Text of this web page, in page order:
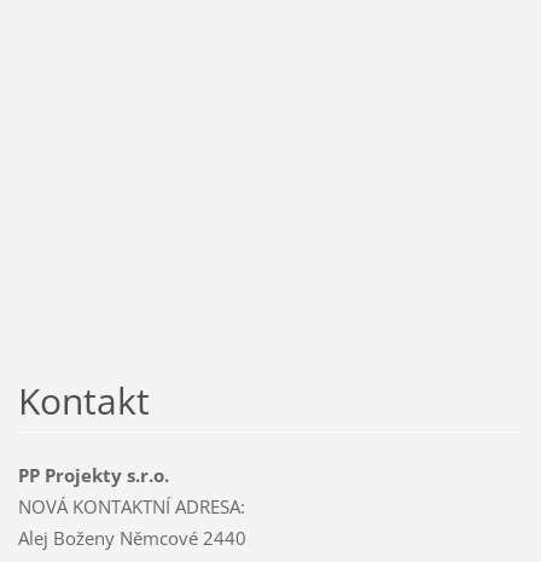
Kontakt
PP Projekty s.r.o.
NOVÁ KONTAKTNÍ ADRESA:
Alej Boženy Němcové 2440